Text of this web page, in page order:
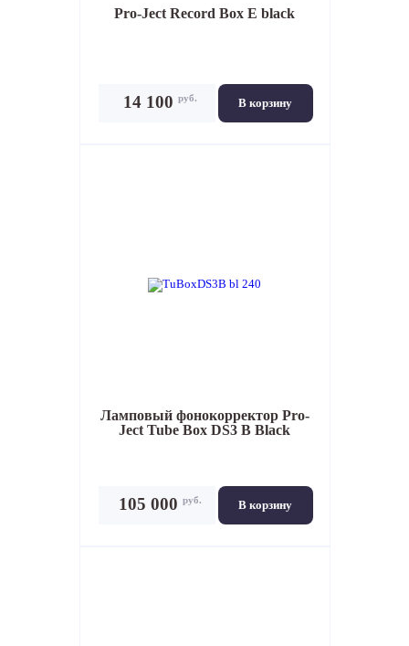
Pro-Ject Record Box E black
В корзину
14 100 руб.
Ламповый фонокорректорPro-
Ject Tube Box DS3 B Black
В корзину
105 000 руб.